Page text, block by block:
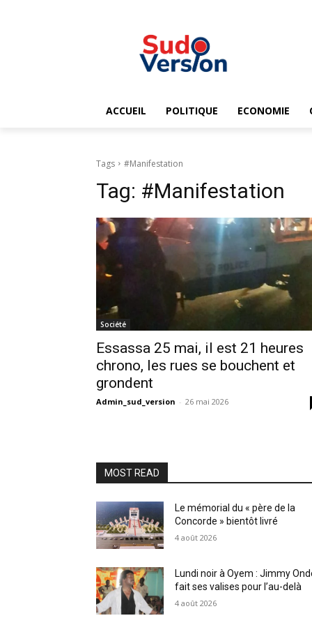
ACCUEIL POLITIQUE ECONOMIE
Tags #Manifestation
Tag: #Manifestation
Société
Essassa 25 mai, il est 21 heures
chrono, les rues se bouchent et
grondent
Admin_sud_version - 26 mai 2026
MOST READ
Le mémorial du « père de la
Concorde » bientôt livré
4 août 2026
Lundi noir à Oyem : Jimmy
fait ses valises pour l’au-delà
4 août 2026